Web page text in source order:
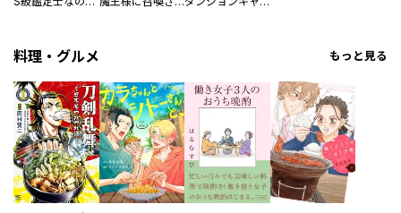
料理・グルメ もっと見る